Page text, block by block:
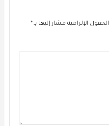
الحقول الإلزامية مشار إليها بـ *